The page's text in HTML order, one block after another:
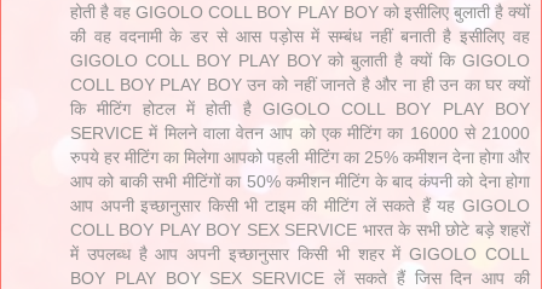
होती है वह GIGOLO COLL BOY PLAY BOY को इसीलिए बुलाती है क्यों
की वह वदनामी के डर से आस पड़ोस में सम्बंध नहीं बनाती है इसीलिए वह
GIGOLO COLL BOY PLAY BOY को बुलाती है क्यों कि GIGOLO
COLL BOY PLAY BOY उन को नहीं जानते है और ना ही उन का घर क्यों
कि मीटिंग होटल में होती है GIGOLO COLL BOY PLAY BOY
SERVICE में मिलने वाला वेतन आप को एक मीटिंग का 16000 से 21000
रुपये हर मीटिंग का मिलेगा आपको पहली मीटिंग का 25% कमीशन देना होगा और
आप को बाकी सभी मीटिंगों का 50% कमीशन मीटिंग के बाद कंपनी को देना होगा
आप अपनी इच्छानुसार किसी भी टाइम की मीटिंग लें सकते हैं यह GIGOLO
COLL BOY PLAY BOY SEX SERVICE भारत के सभी छोटे बड़े शहरों
में उपलब्ध है आप अपनी इच्छानुसार किसी भी शहर में GIGOLO COLL
BOY PLAY BOY SEX SERVICE लें सकते हैं जिस दिन आप की